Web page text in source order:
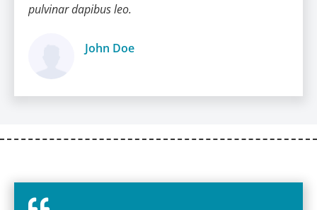
pulvinar dapibus leo.
John Doe